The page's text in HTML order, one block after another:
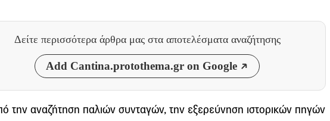
Δείτε περισσότερα άρθρα μας στα αποτελέσματα αναζήτησης
Add Cantina.protothema.gr on Google
την αναζήτηση παλιών συνταγών, την εξερεύνηση ιστορικών πηγών